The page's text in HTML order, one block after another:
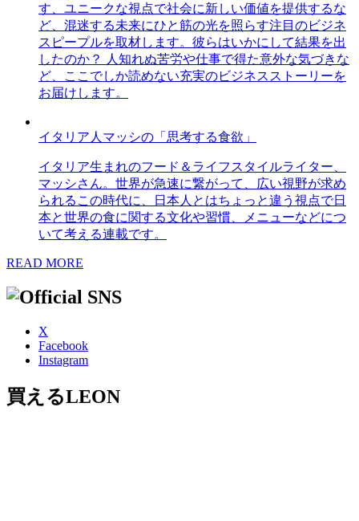
す、ユニークな視点で社会に新しい価値を提供するな
ど、混迷する未来にひと筋の光を照らす注目のビジネ
スピープルを取材します。彼らはいかにして結果を出
したのか？ 人知れぬ苦労や仕事で得た意外な気づきな
ど、ここでしか読めない充実のビジネスストーリーを
お届けします。
イタリア人マッシの「思考する食欲」
イタリア生まれのフード＆ライフスタイルライター、
マッシさん。世界が急速に繋がって、広い視野が求め
られるこの時代に、日本人とはちょっと違う視点で日
本と世界の食に関する文化や習慣、メニューなどにつ
いて考える連載です。
READ MORE
X
Facebook
Instagram
買えるLEON